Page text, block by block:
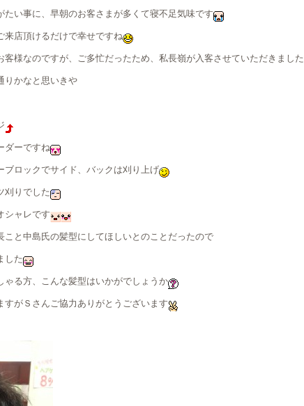
たい事に、早朝のお客さまが多くて寝不足気味です
来店頂けるだけで幸せですね
客様なのですが、ご多忙だったため、私長嶺が入客させていただきました
りかなと思いきや
ダーですね
ブロックでサイド、バックは刈り上げ
刈りでした
シャレです
こと中島氏の髪型にしてほしいとのことだったので
した
ゃる方、こんな髪型はいかがでしょうか
すがＳさんご協力ありがとうございます